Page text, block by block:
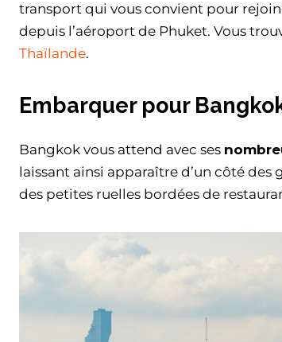
transport qui vous convient pour
depuis l’aéroport de Phuket. Vous
Thaïlande.
Embarquer pour
Bangkok vous attend avec ses
laissant ainsi apparaître d’un côté
des petites ruelles bordées de